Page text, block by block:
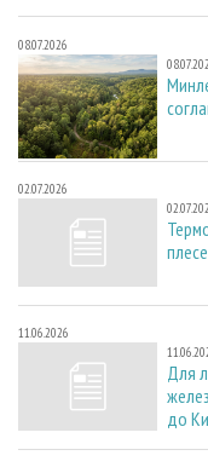
08.07.2026
02.07.2026
11.06.2026
Для
до